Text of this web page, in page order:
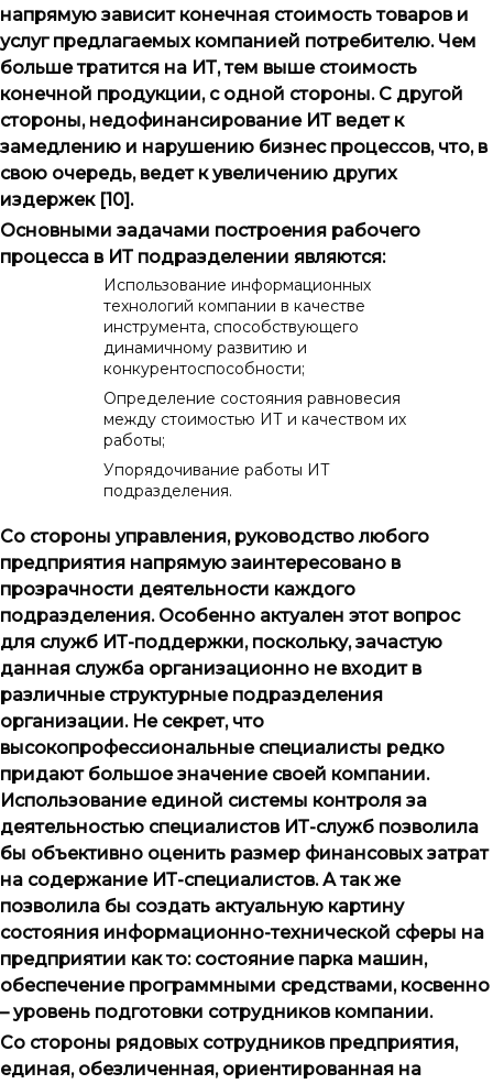
напрямую зависит конечная стоимость товаров и
услуг предлагаемых компанией потребителю. Чем
больше тратится на ИТ, тем выше стоимость
конечной продукции, с одной стороны. С другой
стороны, недофинансирование ИТ ведет к
замедлению и нарушению бизнес процессов, что, в
свою очередь, ведет к увеличению других
издержек [10].
Основными задачами построения рабочего
процесса в ИТ подразделении являются:
Использование информационных
технологий компании в качестве
инструмента, способствующего
динамичному развитию и
конкурентоспособности;
Определение состояния равновесия
между стоимостью ИТ и качеством их
работы;
Упорядочивание работы ИТ
подразделения.
Со стороны управления, руководство любого
предприятия напрямую заинтересовано в
прозрачности деятельности каждого
подразделения. Особенно актуален этот вопрос
для служб ИТ-поддержки, поскольку, зачастую
данная служба организационно не входит в
различные структурные подразделения
организации. Не секрет, что
высокопрофессиональные специалисты редко
придают большое значение своей компании.
Использование единой системы контроля за
деятельностью специалистов ИТ-служб позволила
бы объективно оценить размер финансовых затрат
на содержание ИТ-специалистов. А так же
позволила бы создать актуальную картину
состояния информационно-технической сферы на
предприятии как то: состояние парка машин,
обеспечение программными средствами, косвенно
– уровень подготовки сотрудников компании.
Со стороны рядовых сотрудников предприятия,
единая, обезличенная, ориентированная на